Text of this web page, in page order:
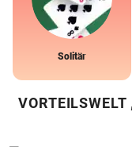
Solitär
VORTEILSWELT